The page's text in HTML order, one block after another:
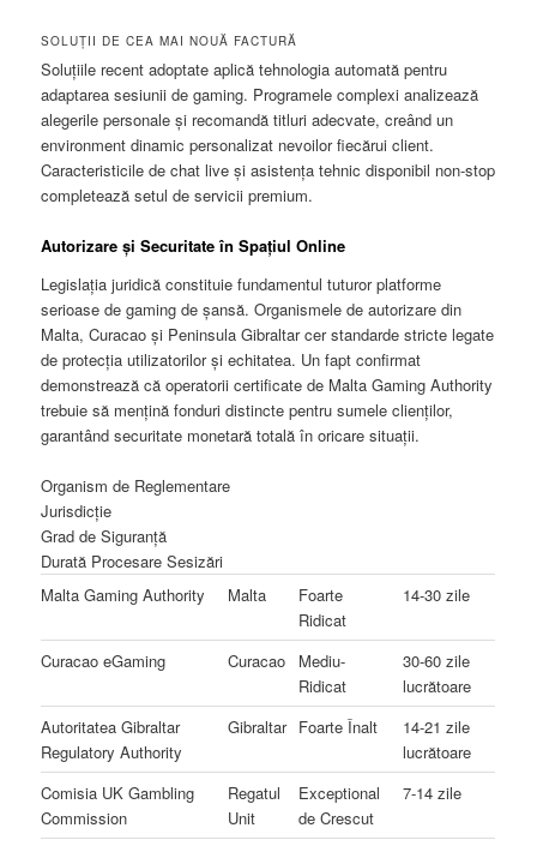
SOLUȚII DE CEA MAI NOUĂ FACTURĂ
Soluțiile recent adoptate aplică tehnologia automată pentru
adaptarea sesiunii de gaming. Programele complexi analizează
alegerile personale și recomandă titluri adecvate, creând un
environment dinamic personalizat nevoilor fiecărui client.
Caracteristicile de chat live și asistența tehnic disponibil non-stop
completează setul de servicii premium.
Autorizare și Securitate în Spațiul Online
Legislația juridică constituie fundamentul tuturor platforme
serioase de gaming de șansă. Organismele de autorizare din
Malta, Curacao și Peninsula Gibraltar cer standarde stricte legate
de protecția utilizatorilor și echitatea. Un fapt confirmat
demonstrează că operatorii certificate de Malta Gaming Authority
trebuie să mențină fonduri distincte pentru sumele clienților,
garantând securitate monetară totală în oricare situații.
Organism de Reglementare
Jurisdicție
Grad de Siguranță
Durată Procesare Sesizări
Malta Gaming Authority
Malta
Foarte
Ridicat
14-30 zile
Curacao eGaming Curacao
Mediu-
Ridicat
30-60 zile
lucrătoare
Autoritatea Gibraltar
Regulatory Authority
Gibraltar Foarte Înalt
14-21 zile
lucrătoare
Comisia UK Gambling
Commission
Regatul
Unit
Exceptional
de Crescut
7-14 zile